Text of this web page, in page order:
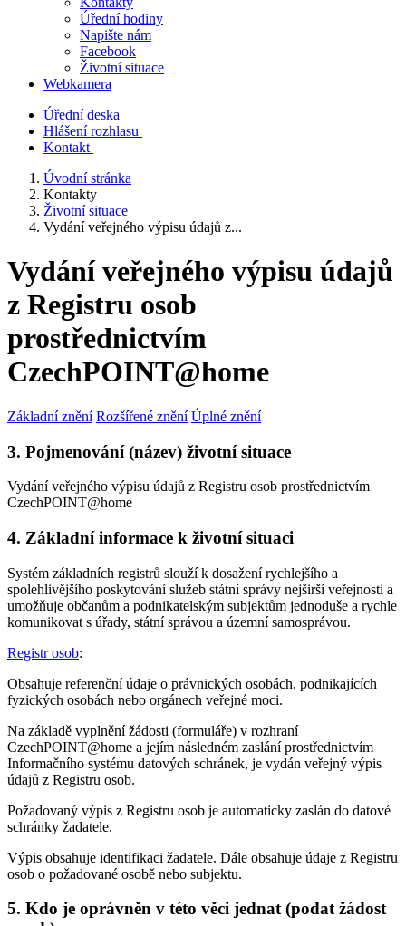
Úřední hodiny
Napište nám
Facebook
Životní situace
Webkamera
Úřední deska
Hlášení rozhlasu
Kontakt
Úvodní stránka
Kontakty
Životní situace
Vydání veřejného výpisu údajů z...
Vydání veřejného výpisu údajů
z Registru osob
prostřednictvím
CzechPOINT@home
Základní znění Rozšířené znění Úplné znění
3. Pojmenování (název) životní situace
Vydání veřejného výpisu údajů z Registru osob prostřednictvím
CzechPOINT@home
4. Základní informace k životní situaci
Systém základních registrů slouží k dosažení rychlejšího a
spolehlivějšího poskytování služeb státní správy nejširší veřejnosti a
umožňuje občanům a podnikatelským subjektům jednoduše a rychle
komunikovat s úřady, státní správou a územní samosprávou.
Registr osob:
Obsahuje referenční údaje o právnických osobách, podnikajících
fyzických osobách nebo orgánech veřejné moci.
Na základě vyplnění žádosti (formuláře) v rozhraní
CzechPOINT@home a jejím následném zaslání prostřednictvím
Informačního systému datových schránek, je vydán veřejný výpis
údajů z Registru osob.
Požadovaný výpis z Registru osob je automaticky zaslán do datové
schránky žadatele.
Výpis obsahuje identifikaci žadatele. Dále obsahuje údaje z Registru
osob o požadované osobě nebo subjektu.
5. Kdo je oprávněn v této věci jednat (podat žádost